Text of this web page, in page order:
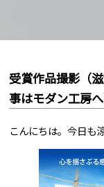
受賞作品撮影（
事はモダン工房へ
こんにちは。今日も